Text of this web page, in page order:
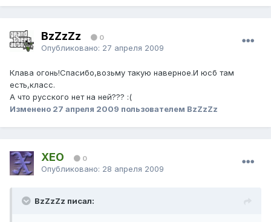
BzZzZz 0
Опубликовано: 27 апреля 2009
Клава огонь!Спасибо,возьму такую наверное.И юсб там
есть,класс.
А что русского нет на ней??? :(
Изменено 27 апреля 2009 пользователем BzZzZz
XEO 0
Опубликовано: 28 апреля 2009
BzZzZz писал: